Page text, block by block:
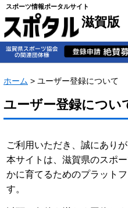
スポーツ情報ポータルサイト
滋賀版
ホーム > ユーザー登録について
ユーザー登録につい
ご利用いただき、誠にありが
本サイトは、滋賀県のスポ
かに育てるためのプラット
す。